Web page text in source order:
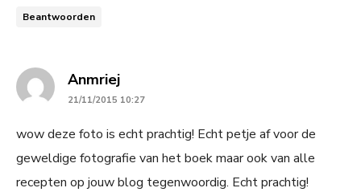
Beantwoorden
Anmriejsays:
21/11/2015 10:27
wow deze foto is echt prachtig! Echt petje af voor de
geweldige fotografie van het boek maar ook van alle
recepten op jouw blog tegenwoordig. Echt prachtig!